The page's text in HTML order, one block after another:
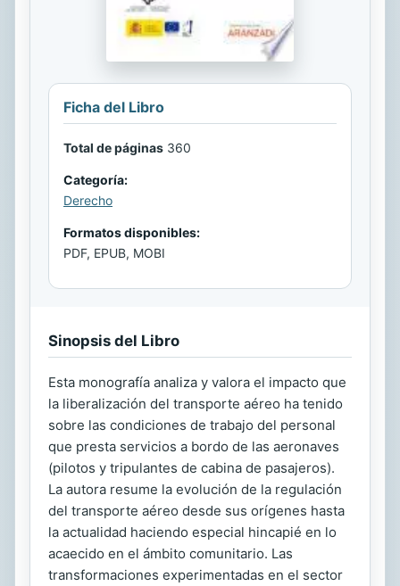
Ficha del Libro
Total de páginas 360
Categoría:
Derecho
Formatos disponibles:
PDF, EPUB, MOBI
Sinopsis del Libro
Esta monografía analiza y valora el impacto que
la liberalización del transporte aéreo ha tenido
sobre las condiciones de trabajo del personal
que presta servicios a bordo de las aeronaves
(pilotos y tripulantes de cabina de pasajeros).
La autora resume la evolución de la regulación
del transporte aéreo desde sus orígenes hasta
la actualidad haciendo especial hincapié en lo
acaecido en el ámbito comunitario. Las
transformaciones experimentadas en el sector